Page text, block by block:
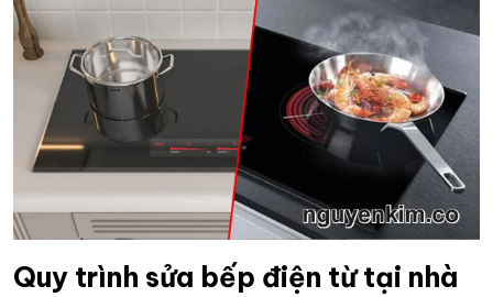
Quy trình sửa bếp điện từ tại nhà